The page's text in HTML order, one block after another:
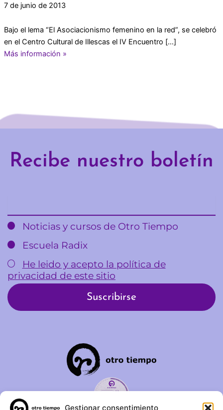
Gestionar consentimiento
7 de junio de 2013
Bajo el lema “El Asociacionismo femenino en la red”, se celebró
en el Centro Cultural de Illescas el IV Encuentro […]
Más información »
Recibe nuestro boletín
Noticias y cursos de Otro Tiempo
Escuela Radix
He leido y acepto la política de
privacidad de este sitio